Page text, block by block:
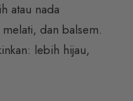
atau nada
dan balsem.
lebih hijau,